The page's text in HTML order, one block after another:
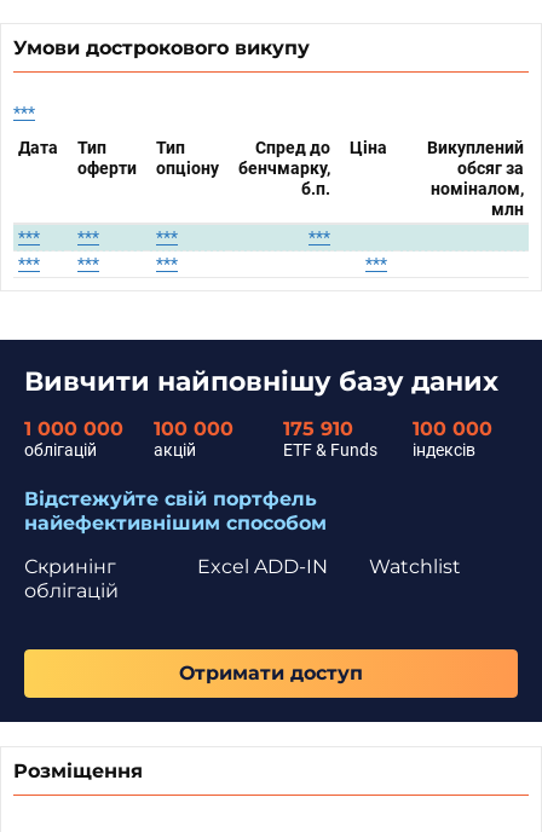
Умови дострокового викупу
***
Дата
Тип
оферти
Тип
опціону
Спред до
бенчмарку,
б.п.
Ціна
Викуплений
обсяг за
номіналом,
млн
***
*** ***
***
***
*** *** ***
Вивчити найповнішу базу даних
1 000 000
облігацій
100 000
акцій
175 910
ETF & Funds
100 000
індексів
Відстежуйте свій портфель
найефективнішим способом
Скринінг
облігацій
Watchlist
Excel ADD-IN
Отримати доступ
Розміщення